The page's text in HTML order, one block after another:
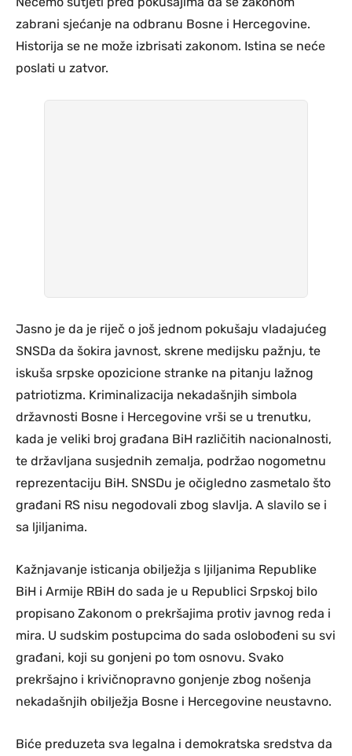
zabrani sjećanje na odbranu Bosne i Hercegovine.
Historija se ne može izbrisati zakonom. Istina se neće
poslati u zatvor.
Jasno je da je riječ o još jednom pokušaju vladajućeg
SNSDa da šokira javnost, skrene medijsku pažnju, te
iskuša srpske opozicione stranke na pitanju lažnog
patriotizma. Kriminalizacija nekadašnjih simbola
državnosti Bosne i Hercegovine vrši se u trenutku,
kada je veliki broj građana BiH različitih nacionalnosti,
te državljana susjednih zemalja, podržao nogometnu
reprezentaciju BiH. SNSDu je očigledno zasmetalo što
građani RS nisu negodovali zbog slavlja. A slavilo se i
sa ljiljanima.
Kažnjavanje isticanja obilježja s ljiljanima Republike
BiH i Armije RBiH do sada je u Republici Srpskoj bilo
propisano Zakonom o prekršajima protiv javnog reda i
mira. U sudskim postupcima do sada oslobođeni su svi
građani, koji su gonjeni po tom osnovu. Svako
prekršajno i krivičnopravno gonjenje zbog nošenja
nekadašnjih obilježja Bosne i Hercegovine neustavno.
Biće preduzeta sva legalna i demokratska sredstva da